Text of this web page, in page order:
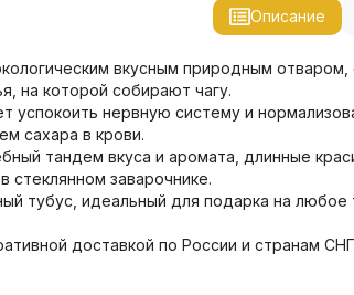
Описание
вкусным природным
на которой собирают чагу.
успокоить нервную систему и
сахара в крови.
тандем вкуса и аромата, длинные
стеклянном заварочнике.
тубус, идеальный для подарка на
доставкой по России и странам